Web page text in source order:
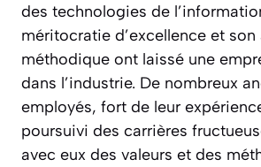
des technologies de
méritocratie d’excellence et
méthodique ont laissé une
dans l’industrie. De nombreux
employés, fort de leur
poursuivi des carrières
avec eux des valeurs et des